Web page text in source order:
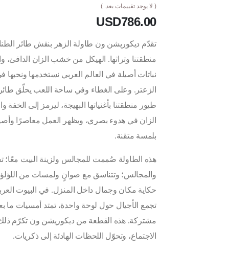
( لا يوجد تقييمات بعد. )
USD786.00
تقدّم ديكوريشن ون طاولة الزهر بنقش طائر
منطقتنا وتراثها. الهيكل من خشب الزان الدافئ،
نباتات أصيلة في العالم العربي نستخدمها ونحبها في
الزعتر. وعلى الغطاء وفي ساحة اللعب يحلّق
طيور منطقتنا بأغنياتها البهيجة، ليرمز إلى
الزان في هدوء بصري، ويظهر العمل معاصرًا
بلمسة متقنة.
هذه الطاولة صُممت للمجالس ولزينة البيت
والمجالس؛ وتتناسق مع صوانٍ ولمسات من
حكاية مكان وجمال داخل المنزل. في البيوت
تجمع الأجيال حول لوحة واحدة، تمتد أمسيات ما
مشتركة. هذه القطعة من ديكوريشن ون تكرّم ذلك
الاجتماع، وتحوّل اللحظات الهادئة إلى ذكريات.